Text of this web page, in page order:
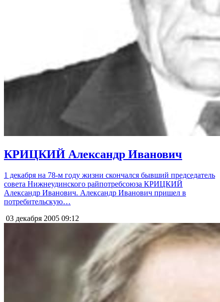
КРИЦКИЙ Александр Иванович
1 декабря на 78-м году жизни скончался бывший председатель
совета Нижнеудинского райпотребсоюза КРИЦКИЙ
Александр Иванович. Александр Иванович пришел в
потребительскую…
03 декабря 2005 09:12